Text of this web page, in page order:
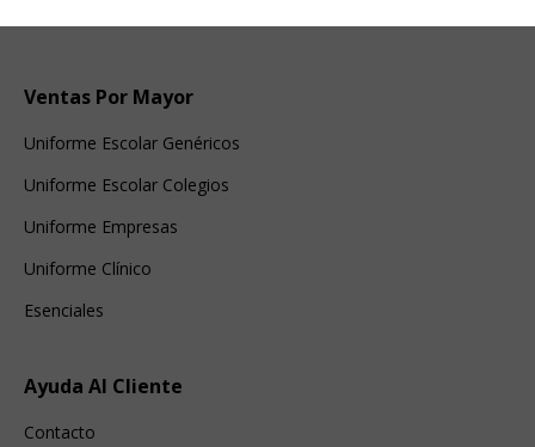
Ventas Por Mayor
Uniforme Escolar Genéricos
Uniforme Escolar Colegios
Uniforme Empresas
Uniforme Clínico
Esenciales
Ayuda Al Cliente
Contacto